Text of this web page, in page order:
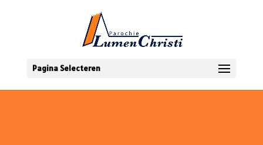
Pagina Selecteren